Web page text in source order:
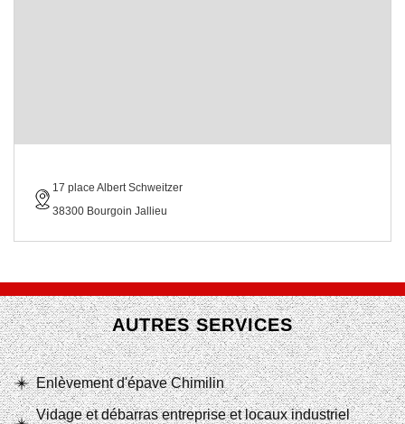
17 place Albert Schweitzer
38300 Bourgoin Jallieu
AUTRES SERVICES
Enlèvement d'épave Chimilin
Vidage et débarras entreprise et locaux industriel